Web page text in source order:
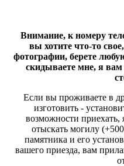
Внимание, к номеру
вы хотите что-то
фотографии, берете
скидываете мне, я вам
Если вы проживаете в
изготовить -
возможности приехать,
отыскать могилу
памятника и его
вашего приезда, вам